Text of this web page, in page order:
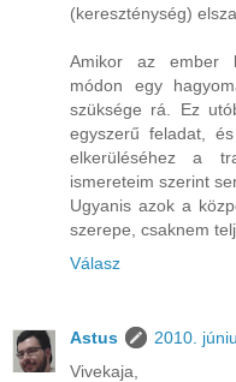
(kereszténység)
Amikor az ember
módon egy
szüksége rá. Ez
egyszerű feladat,
elkerüléséhez a
ismereteim szerint
Ugyanis azok a
szerepe, csaknem
Válasz
Astus
2010.
Vivekaja,